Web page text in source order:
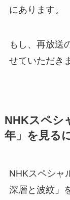
にあります。
もし、再放送
せていただき
NHKスペシ
年」を見る
NHKスペシャ
深層と波紋」